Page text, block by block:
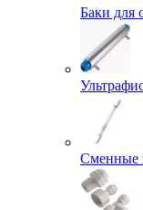
Баки для
Сменные